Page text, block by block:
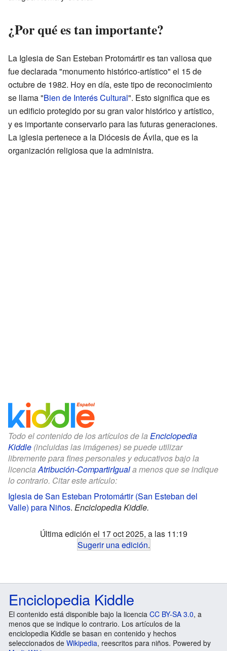
¿Por qué es tan importante?
La Iglesia de San Esteban Protomártir es tan valiosa que
fue declarada "monumento histórico-artístico" el 15 de
octubre de 1982. Hoy en día, este tipo de reconocimiento
se llama "Bien de Interés Cultural". Esto significa que es
un edificio protegido por su gran valor histórico y artístico,
y es importante conservarlo para las futuras generaciones.
La iglesia pertenece a la Diócesis de Ávila, que es la
organización religiosa que la administra.
Todo el contenido de los artículos de la Enciclopedia
Kiddle (incluidas las imágenes) se puede utilizar
libremente para fines personales y educativos bajo la
licenciaAtribución-CompartirIguala menos que se indique
lo contrario. Citar este artículo:
Iglesia de San Esteban Protomártir (San Esteban del
Valle) para Niños. Enciclopedia Kiddle.
Última edición el 17 oct 2025, a las 11:19
Sugerir una edición.
Enciclopedia Kiddle
El contenido está disponible bajo la licencia CC BY-SA 3.0, a
menos que se indique lo contrario. Los artículos de la
enciclopedia Kiddle se basan en contenido y hechos
seleccionados de Wikipedia, reescritos para niños. Powered by